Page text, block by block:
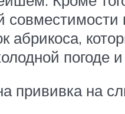
абрикоса,
погоде
прививка на